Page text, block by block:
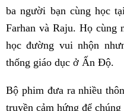
ba người bạn cùng học
Farhan và Raju. Họ cùng
học đường vui nhộn
thống giáo dục ở Ấn Độ.
Bộ phim đưa ra nhiều
truyền cảm hứng để